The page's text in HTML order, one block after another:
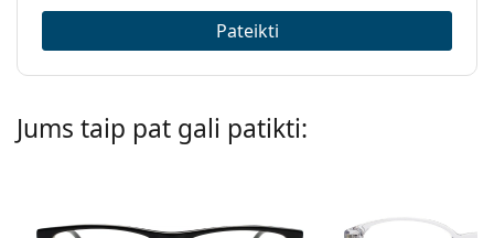
Pateikti
Jums taip pat gali patikti: